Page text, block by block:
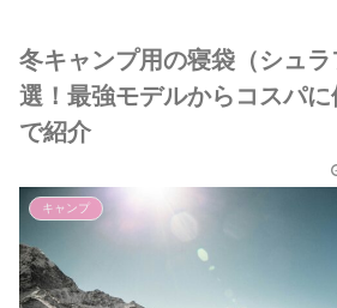
冬キャンプ用の寝袋（シュ
選！最強モデルからコスパに
で紹介
キャンプ